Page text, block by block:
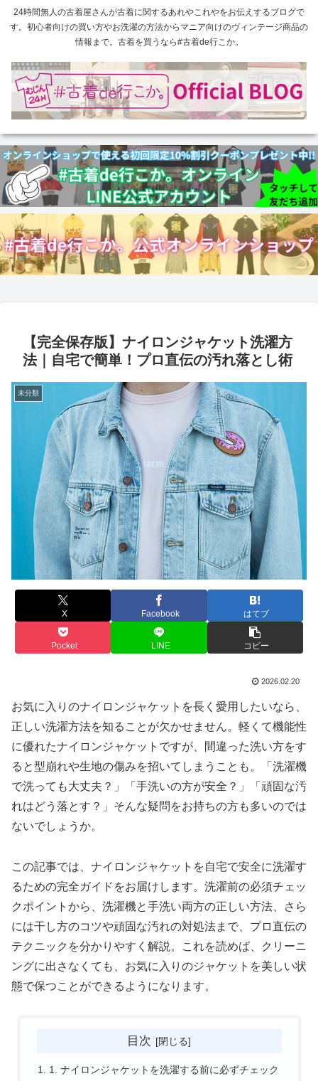
24時間無人の古着屋さんが古着に関するあれやこれやをお伝えするブログで
す。初心者向けの買い方やお洗濯の方法からマニア向けのヴィンテージ商品の
情報まで。古着を買うなら#古着de行こか。
【完全保存版】ナイロンジャケット洗濯方
法｜自宅で簡単！プロ直伝の汚れ落とし術
未分類
X Facebook はてブ
Pocket LINE コピー
2026.02.20
お気に入りのナイロンジャケットを長く愛用したいなら、
正しい洗濯方法を知ることが欠かせません。軽くて機能性
に優れたナイロンジャケットですが、間違った洗い方をす
ると型崩れや生地の傷みを招いてしまうことも。「洗濯機
で洗っても大丈夫？」「手洗いの方が安全？」「頑固な汚
れはどう落とす？」そんな疑問をお持ちの方も多いのでは
ないでしょうか。
この記事では、ナイロンジャケットを自宅で安全に洗濯す
るための完全ガイドをお届けします。洗濯前の必須チェッ
クポイントから、洗濯機と手洗い両方の正しい方法、さら
には干し方のコツや頑固な汚れの対処法まで、プロ直伝の
テクニックを分かりやすく解説。これを読めば、クリーニ
ングに出さなくても、お気に入りのジャケットを美しい状
態で保つことができるようになります。
目次
1. ナイロンジャケットを洗濯する前に必ずチェック